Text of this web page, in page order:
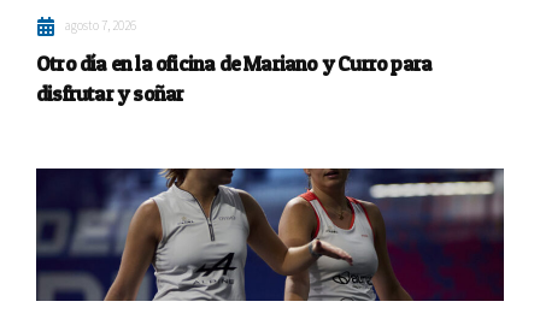
agosto 7, 2026
Otro día en la oficina de Mariano y Curro para
disfrutar y soñar